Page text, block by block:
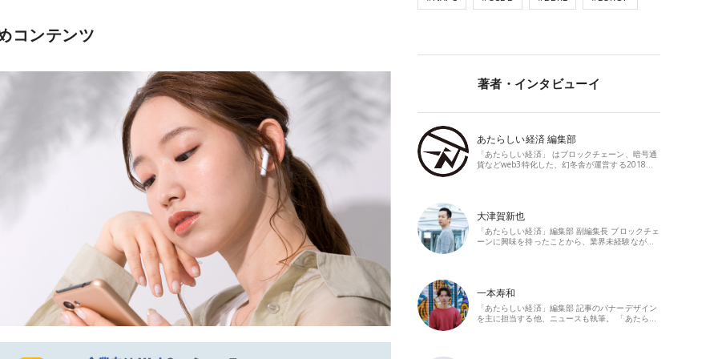
コンテンツ
著者・インタビューイ
あたらしい経済 編集部
「あたらしい経済」 はブロックチェーン、暗号通
貨などweb3特化した、幻冬舎が運営する2018…
大津賀新也
「あたらしい経済」編集部 副編集長 ブロックチェ
ーンに興味を持ったことから、業界未経験なが…
一本寿和
「あたらしい経済」編集部 記事のバナーデザイン
を主に担当する他、ニュースも執筆。 「あたら…